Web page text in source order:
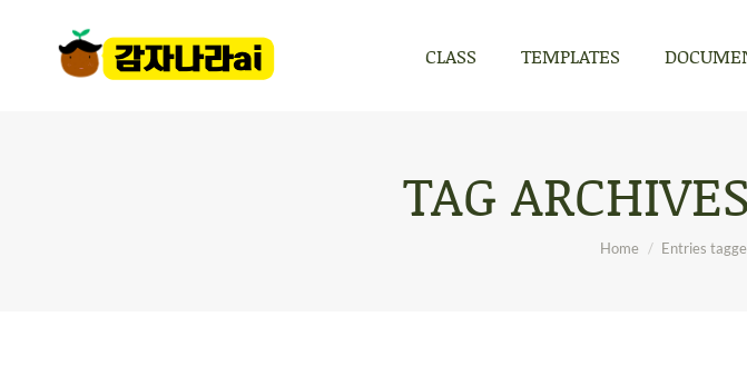
CLASS TEMPLATES
TAG
You are here:
Home Entries